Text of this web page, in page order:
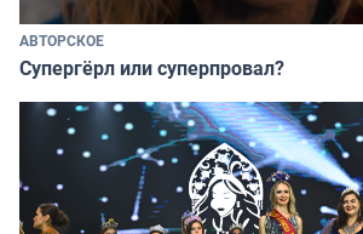
АВТОРСКОЕ
Супергёрл или суперпровал?